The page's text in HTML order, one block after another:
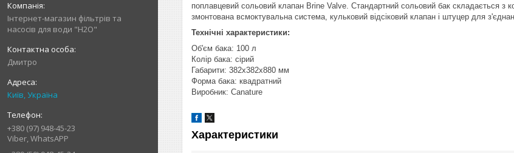
Інтернет-магазин фільтрів та
насосів для води "H2O"
Дмитро
Київ, Україна
+380 (97) 948-45-23
Viber, WhatsAPP
поплавцевий сольовий клапан Brine Valve. Стандартний сольовий бак складається з
змонтована всмоктувальна система, кульковий відсіковий клапан і штуцер для
Технічні характеристики:
Об'єм бака: 100 л
Колір бака: сірий
Габарити: 382х382х880 мм
Форма бака: квадратний
Виробник: Canature
Характеристики